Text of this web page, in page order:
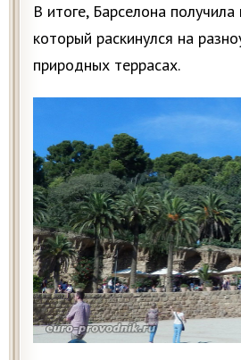
В итоге, Барселона получила
который раскинулся на
природных террасах.